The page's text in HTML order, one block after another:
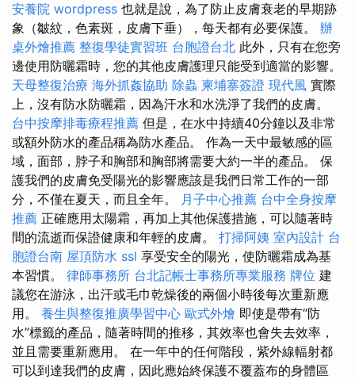
安養院 wordpress 也就是說，為了防止皮膚衰老的早期跡
象（皺紋，色素斑，皮膚下垂），每天都有必要保護。 辦
桌外燴推薦 整復學徒實習班 台胞證台北 此外，只有在您旁
邊使用防曬霜時，您的其他皮膚護理只能受到適當的影響。
天母整復治療 海外抓姦協助 除蟲 柬埔寨簽證 現代風 實際
上，沒有防水防曬霜，因為汗水和水洗淨了我們的皮膚。
台中按摩排毒療程推薦 但是，在水中持續40分鐘以及非常
或額外防水的產品稱為防水產品。 作為一天中最敏感的區
域，面部，脖子和胸部和胸部將需要大約一半的產品。 保
護我們的皮膚免受陽光的影響應該是我們日常工作的一部
分，不僅在夏天，而且全年。 月子中心推薦 台中全身按摩
推薦 正確應用太陽霜，再加上其他保護措施，可以隨著時
間的流逝而保證健康和年輕的皮膚。 打掃阿姨 室內設計 台
胞證台南 屋頂防水 ssl 享受安全的陽光，使防曬霜成為基
本習慣。 律師事務所 台北記帳士事務所專業服務 牌位 建
議您在游泳，出汗或毛巾乾燥後的兩個小時後每次重新應
用。 養生與整復推廣學習中心 歐式外燴 即使是帶有“防
水”標籤的產品，隨著時間的推移，其效率也會失去效率，
並且需要重新應用。 在一年中的任何階段，紫外線輻射都
可以到達我們的皮膚，因此應始終保護不覆蓋布的身體區